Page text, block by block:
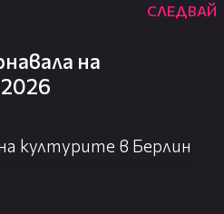
СЛЕДВАЙ
на
културите в Берлин